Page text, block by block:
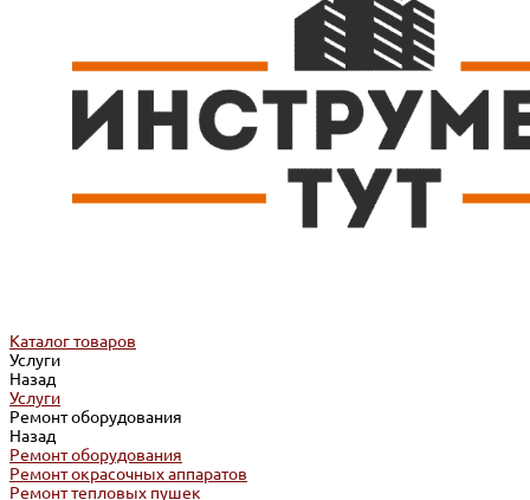
Каталог товаров
Услуги
Назад
Услуги
Ремонт оборудования
Назад
Ремонт оборудования
Ремонт окрасочных аппаратов
Ремонт тепловых пушек